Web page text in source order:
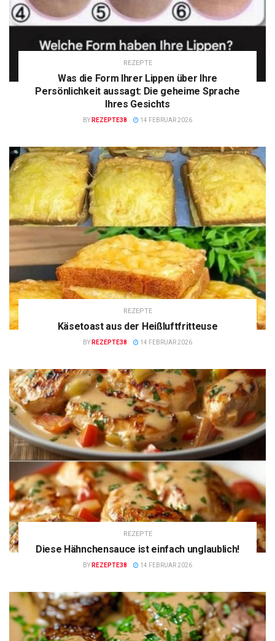
REZEPTE
Was die Form Ihrer Lippen über Ihre
Persönlichkeit aussagt: Die geheime Sprache
Ihres Gesichts
BY REZEPTE38 14 FEBRUAR 2026
REZEPTE
Käsetoast aus der Heißluftfritteuse
BY REZEPTE38 14 FEBRUAR 2026
REZEPTE
Diese Hähnchensauce ist einfach unglaublich!
BY REZEPTE38 14 FEBRUAR 2026